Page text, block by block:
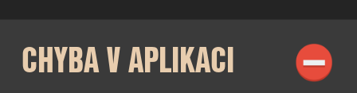
CHYBA V APLIKACI